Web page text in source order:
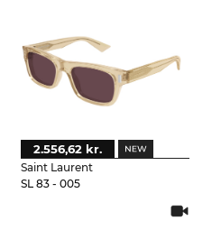
Saint Laurent
SL 83 - 005
2.556,62 kr.